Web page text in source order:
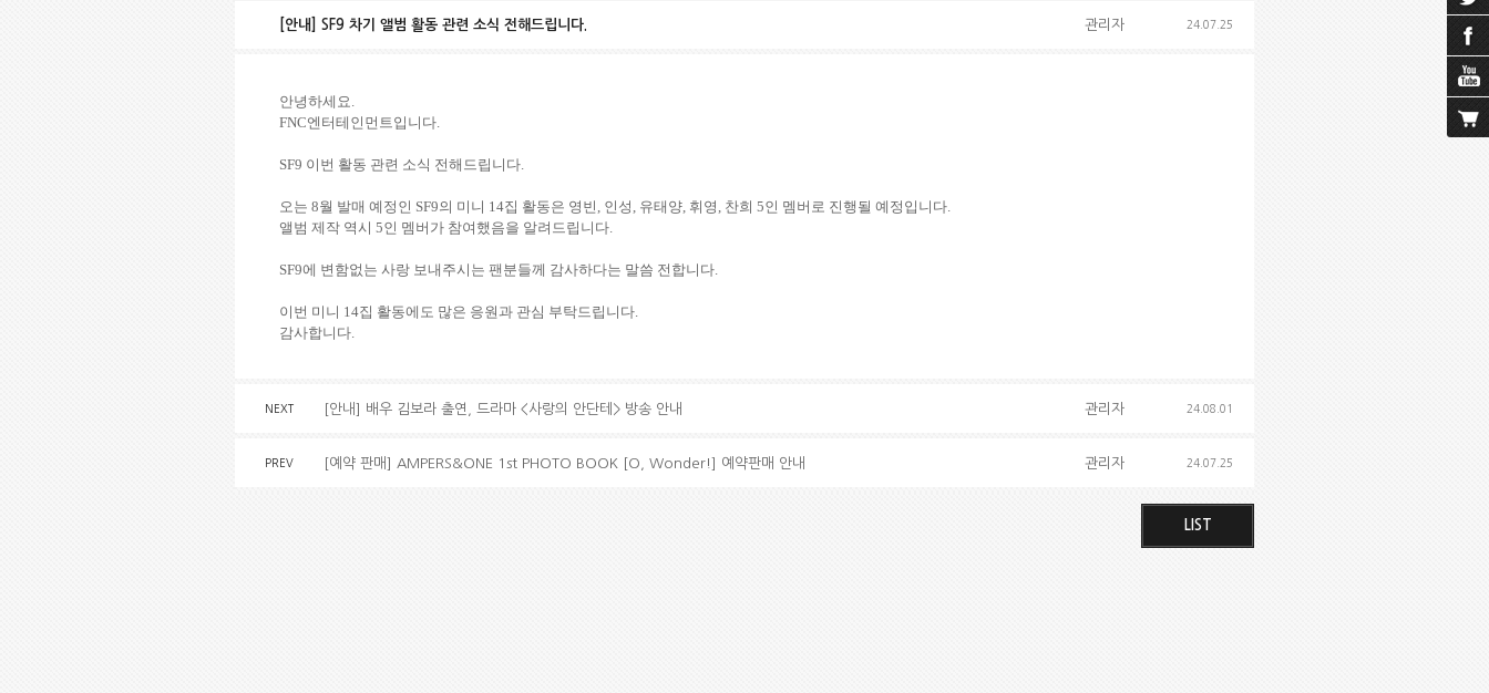
[안내] SF9 차기 앨범 활동 관련 소식 전해드립니다. 관리자 24.07.25
안녕하세요.
FNC엔터테인먼트입니다.
SF9 이번 활동 관련 소식 전해드립니다.
오는 8월 발매 예정인 SF9의 미니 14집 활동은 영빈, 인성, 유태양, 휘영, 찬희 5인 멤버로 진행될 예정입니다.
앨범 제작 역시 5인 멤버가 참여했음을 알려드립니다.
SF9에 변함없는 사랑 보내주시는 팬분들께 감사하다는 말씀 전합니다.
이번 미니 14집 활동에도 많은 응원과 관심 부탁드립니다.
감사합니다.
NEXT [안내] 배우 김보라 출연, 드라마 <사랑의 안단테> 방송 안내 관리자 24.08.01
PREV [예약 판매] AMPERS&ONE 1st PHOTO BOOK [O, Wonder!] 예약판매 안내 관리자 24.07.25
LIST